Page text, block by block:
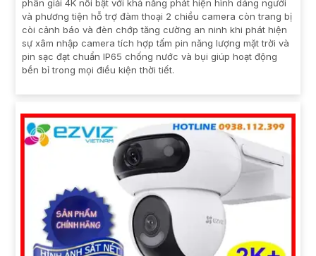
phân giải 4K nổi bật với khả năng phát hiện hình dáng người
và phương tiện hỗ trợ đàm thoại 2 chiều camera còn trang bị
còi cảnh báo và đèn chớp tăng cường an ninh khi phát hiện
sự xâm nhập camera tích hợp tấm pin năng lượng mặt trời và
pin sạc đạt chuẩn IP65 chống nước và bụi giúp hoạt động
bền bỉ trong mọi điều kiện thời tiết.